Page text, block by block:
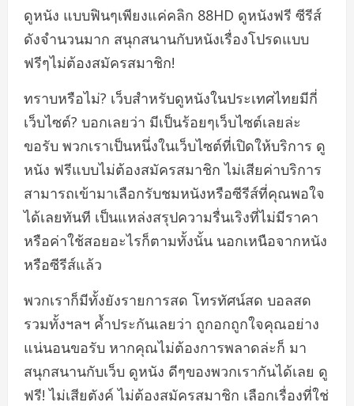
ดูหนัง แบบฟินๆเพียงแค่คลิก 88HD ดูหนังฟรี ซีรีส์
ดังจำนวนมาก สนุกสนานกับหนังเรื่องโปรดแบบ
ฟรีๆไม่ต้องสมัครสมาชิก!
ทราบหรือไม่? เว็บสำหรับดูหนังในประเทศไทยมีกี่
เว็บไซต์? บอกเลยว่า มีเป็นร้อยๆเว็บไซต์เลยล่ะ
ขอรับ พวกเราเป็นหนึ่งในเว็บไซต์ที่เปิดให้บริการ ดู
หนัง ฟรีแบบไม่ต้องสมัครสมาชิก ไม่เสียค่าบริการ
สามารถเข้ามาเลือกรับชมหนังหรือซีรีส์ที่คุณพอใจ
ได้เลยทันที เป็นแหล่งสรุปความรื่นเริงที่ไม่มีราคา
หรือค่าใช้สอยอะไรก็ตามทั้งนั้น นอกเหนือจากหนัง
หรือซีรีส์แล้ว
พวกเราก็มีทั้งยังรายการสด โทรทัศน์สด บอลสด
รวมทั้งฯลฯ ค้ำประกันเลยว่า ถูกอกถูกใจคุณอย่าง
แน่นอนขอรับ หากคุณไม่ต้องการพลาดล่ะก็ มา
สนุกสนานกับเว็บ ดูหนัง ดีๆของพวกเรากันได้เลย ดู
ฟรี! ไม่เสียตังค์ ไม่ต้องสมัครสมาชิก เลือกเรื่องที่ใช่